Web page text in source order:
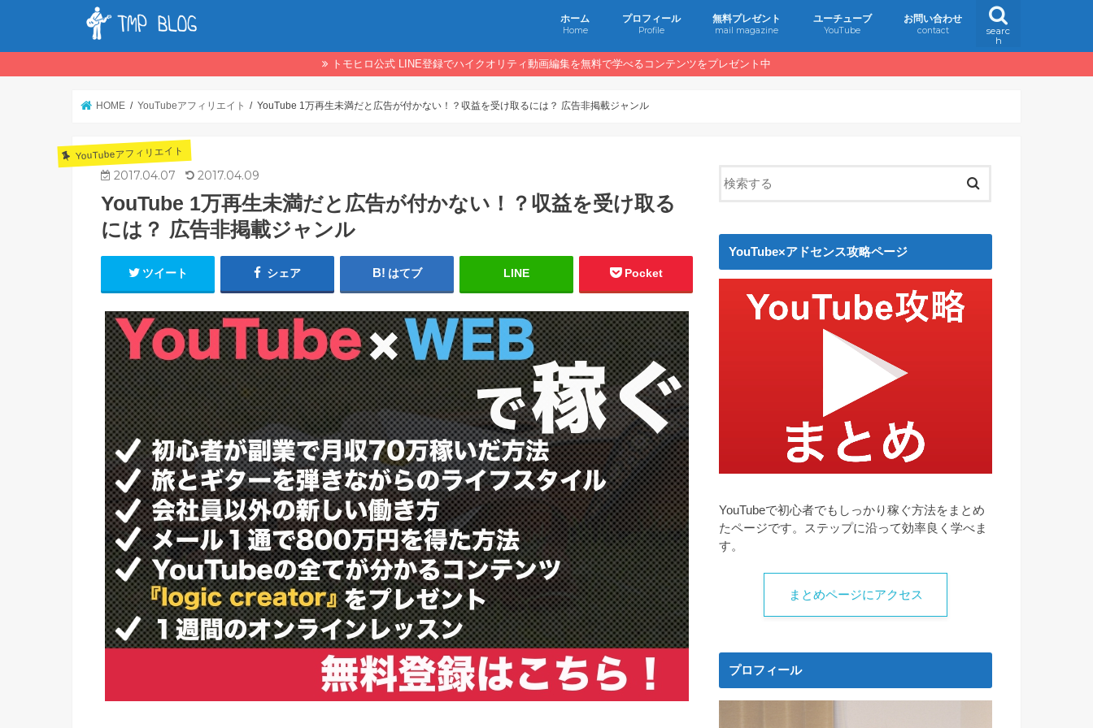
searc
h
ホーム
Home
プロフィール
Profile
無料プレゼント
mail magazine
ユーチューブ
YouTube
お問い合わせ
contact
トモヒロ公式 LINE登録でハイクオリティ動画編集を無料で学べるコンテンツをプレゼント中
HOME YouTubeアフィリエイト YouTube 1万再生未満だと広告が付かない！？収益を受け取るには？ 広告非掲載ジャンル
YouTubeアフィリエイト
2017.04.07 2017.04.09
YouTube 1万再生未満だと広告が付かない！？収益を受け取る
には？ 広告非掲載ジャンル
ツイート シェア はてブ LINE Pocket
YouTube×アドセンス攻略ページ
YouTubeで初心者でもしっかり稼ぐ方法をまとめ
たページです。ステップに沿って効率良く学べま
す。
まとめページにアクセス
プロフィール